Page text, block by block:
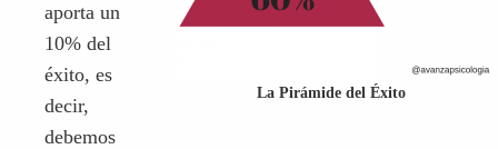
La Pirámide del Éxito
aporta un
10% del
éxito, es
decir,
debemos